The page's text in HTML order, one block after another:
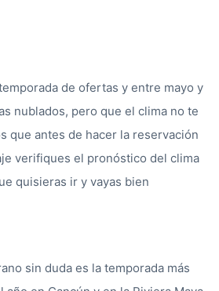
de ofertas y entre mayo y
nublados, pero que el clima no te
que antes de hacer la reservación
verifiques el pronóstico del clima
quisieras ir y vayas bien
sin duda es la temporada más